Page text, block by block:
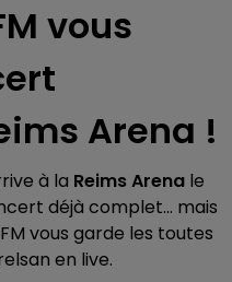
vous
Arena !
à la Reims Arena le
déjà complet… mais
vous garde les toutes
en live.